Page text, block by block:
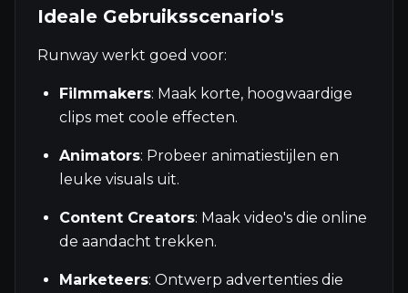
Ideale Gebruiksscenario's
Runway werkt goed voor:
Filmmakers: Maak korte, hoogwaardige
clips met coole effecten.
Animators: Probeer animatiestijlen en
leuke visuals uit.
Content Creators: Maak video's die online
de aandacht trekken.
Marketeers: Ontwerp advertenties die